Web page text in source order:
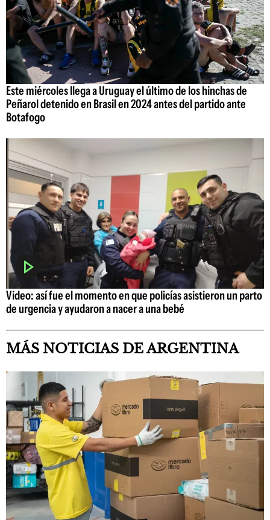
Este miércoles llega a Uruguay el último de los hinchas de
Peñarol detenido en Brasil en 2024 antes del partido ante
Botafogo
Video: así fue el momento en que policías asistieron un parto
de urgencia y ayudaron a nacer a una bebé
MÁS NOTICIAS DE ARGENTINA